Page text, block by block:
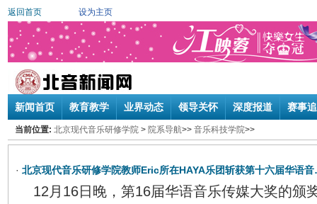
返回首页 设为主页
新闻首页 教育教学 业界动态 领导关怀 深度报道 赛事
当前位置: 北京现代音乐研修学院 > 院系导航>> 音乐科技学院>>
· 北京现代音乐研修学院教师Eric所在HAYA乐团斩获第十六届华语
12月16日晚，第16届华语音乐传媒大奖的颁